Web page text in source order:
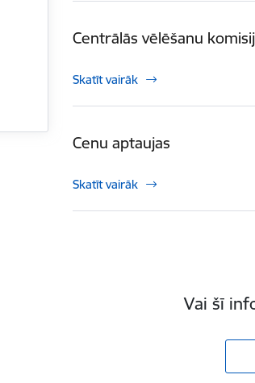
Centrālās vēlēšanu
Skatīt vairāk
Cenu aptaujas
Skatīt vairāk
Vai šī